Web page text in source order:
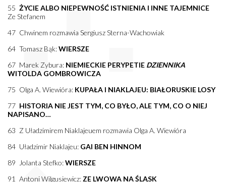
55 ŻYCIE ALBO NIEPEWNOŚĆ ISTNIENIA I INNE TAJEMNICE
Ze Stefanem
47 Chwinem rozmawia Sergiusz Sterna-Wachowiak
64 Tomasz Bąk:WIERSZE
67 Marek Zybura: NIEMIECKIE PERYPETIE DZIENNIKA
WITOLDA GOMBROWICZA
75 Olga A. Wiewióra: KUPAŁA I NIAKLAJEU: BIAŁORUSKIE LOSY
77 HISTORIA NIE JEST TYM, CO BYŁO, ALE TYM, CO O NIEJ
NAPISANO…
63 Z Uładzimirem Niaklajeuem rozmawia Olga A. Wiewióra
84 Uładzimir Niaklajeu: GAI BEN HINNOM
89 Jolanta Stefko:WIERSZE
91 Antoni Wilgusiewicz: ZE LWOWA NA ŚLĄSK